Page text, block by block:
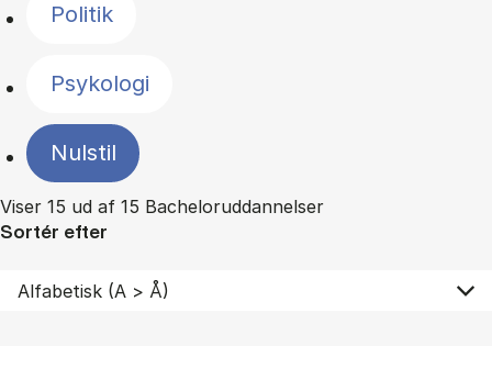
Politik
Psykologi
Nulstil
Viser 15 ud af 15 Bacheloruddannelser
Sortér efter